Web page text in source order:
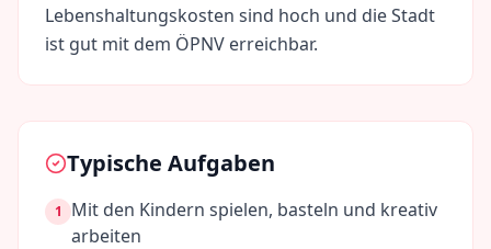
Lebenshaltungskosten sind hoch und die Stadt
ist gut mit dem ÖPNV erreichbar.
Typische Aufgaben
1
Mit den Kindern spielen, basteln und kreativ
arbeiten